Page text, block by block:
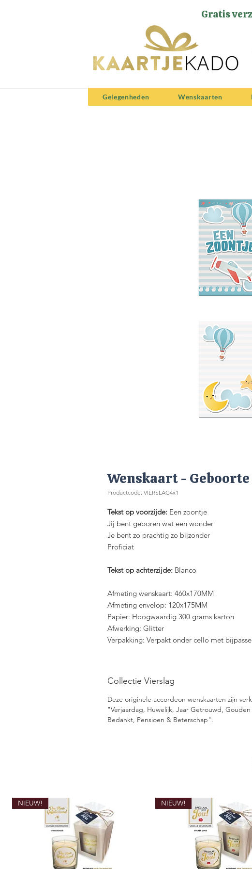
Gratis
Gelegenheden Wenskaarten
Wenskaart -
Productcode: VIERSLAG4x1
Tekst op voorzijde: Een zoontje
Jij bent geboren wat een wonder
Je bent zo prachtig zo bijzonder
Proficiat
Tekst op achterzijde: Blanco
Afmeting wenskaart: 460x170MM
Afmeting envelop: 120x175MM
Papier: Hoogwaardig 300 grams karton
Afwerking: Glitter
Verpakking: Verpakt onder cello met
Collectie Vierslag
Deze originele accordeon wenskaarten zijn
"Verjaardag, Huwelijk, Jaar Getrouwd,
Bedankt, Pensioen & Beterschap".
NIEUW! NIEUW!